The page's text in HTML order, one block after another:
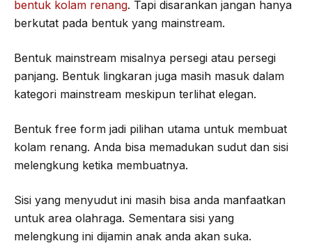
bentuk kolam renang. Tapi disarankan jangan hanya
berkutat pada bentuk yang mainstream.
Bentuk mainstream misalnya persegi atau persegi
panjang. Bentuk lingkaran juga masih masuk dalam
kategori mainstream meskipun terlihat elegan.
Bentuk free form jadi pilihan utama untuk membuat
kolam renang. Anda bisa memadukan sudut dan sisi
melengkung ketika membuatnya.
Sisi yang menyudut ini masih bisa anda manfaatkan
untuk area olahraga. Sementara sisi yang
melengkung ini dijamin anak anda akan suka.